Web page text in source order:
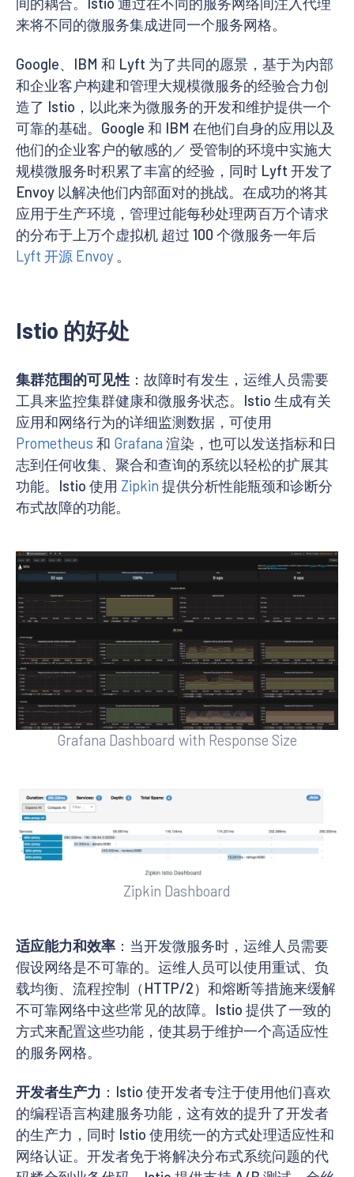
来将不同的微服务集成进同一个服务网格。
Google、IBM 和 Lyft 为了共同的愿景，基于为内部
和企业客户构建和管理大规模微服务的经验合力创
造了 Istio，以此来为微服务的开发和维护提供一个
可靠的基础。Google 和 IBM 在他们自身的应用以及
他们的企业客户的敏感的／ 受管制的环境中实施大
规模微服务时积累了丰富的经验，同时 Lyft 开发了
Envoy 以解决他们内部面对的挑战。在成功的将其
应用于生产环境，管理过能每秒处理两百万个请求
的分布于上万个虚拟机 超过 100 个微服务一年后
Lyft 开源 Envoy 。
Istio 的好处
集群范围的可见性 ：故障时有发生，运维人员需要
工具来监控集群健康和微服务状态。Istio 生成有关
应用和网络行为的详细监测数据，可使用
Prometheus 和 Grafana 渲染，也可以发送指标和日
志到任何收集、聚合和查询的系统以轻松的扩展其
功能。Istio 使用 Zipkin 提供分析性能瓶颈和诊断分
布式故障的功能。
Grafana Dashboard with Response Size
Zipkin Dashboard
适应能力和效率 ：当开发微服务时，运维人员需要
假设网络是不可靠的。运维人员可以使用重试、负
载均衡、流程控制（HTTP/2）和熔断等措施来缓解
不可靠网络中这些常见的故障。Istio 提供了一致的
方式来配置这些功能，使其易于维护一个高适应性
的服务网格。
开发者生产力 ：Istio 使开发者专注于使用他们喜欢
的编程语言构建服务功能，这有效的提升了开发者
的生产力，同时 Istio 使用统一的方式处理适应性和
网络认证。开发者免于将解决分布式系统问题的代